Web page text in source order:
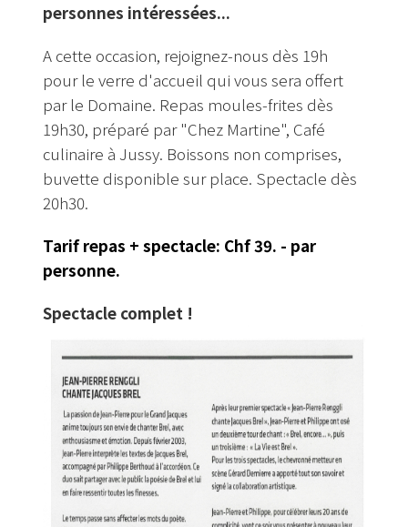
personnes intéressées...
A cette occasion, rejoignez-nous dès 19h
pour le verre d'accueil qui vous sera offert
par le Domaine. Repas moules-frites dès
19h30, préparé par "Chez Martine", Café
culinaire à Jussy. Boissons non comprises,
buvette disponible sur place. Spectacle dès
20h30.
Tarif repas + spectacle: Chf 39. - par
personne.
Spectacle complet !